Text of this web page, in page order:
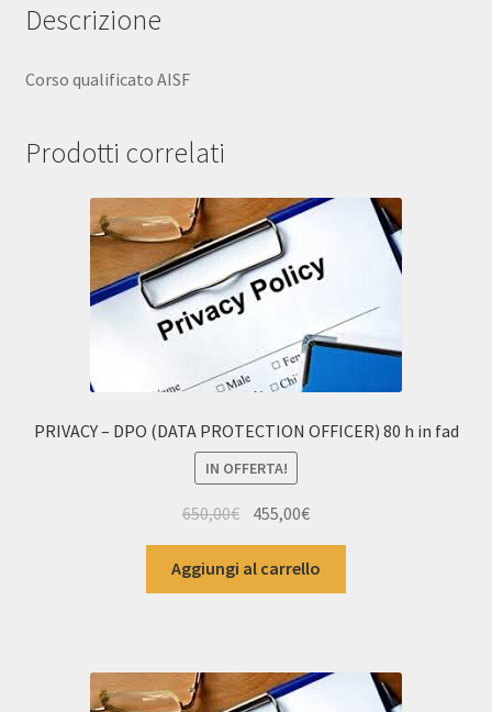
Descrizione
Corso qualificato AISF
Prodotti correlati
PRIVACY – DPO (DATA PROTECTION OFFICER) 80 h in fad
IN OFFERTA!
650,00€
originale
era:
455,00€Il
attuale
è:
Aggiungi al carrello